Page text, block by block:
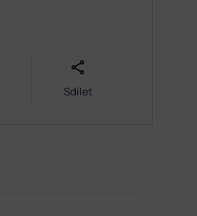
Sdílet